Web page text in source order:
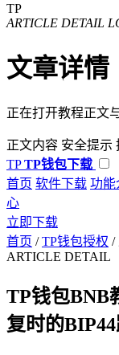
TP
ARTICLE DETAIL
文章详情
正在打开教程正文
正文内容 安全提示
TP TP钱包下载
首页 软件下载 功能
心
立即下载
首页 / TP钱包授权 /
ARTICLE DETAIL
TP钱包BNB
复时的